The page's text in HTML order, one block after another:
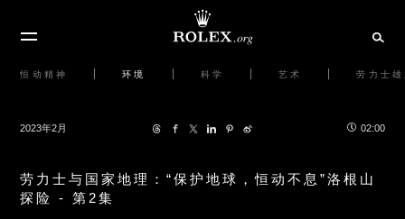
恒动精神 环境 科学 艺术 劳力士
2023年2月 02:00
劳力士与国家地理：“保护地球，恒动不息”洛根山
探险 - 第2集